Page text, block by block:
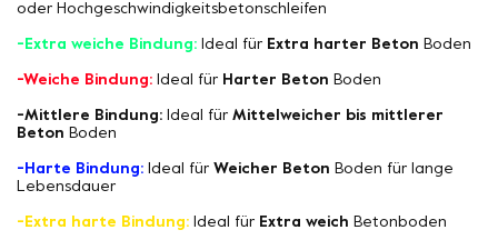
oder Hochgeschwindigkeitsbetonschleifen
-Extra weiche Bindung: Ideal für Extra harter Beton Boden
-Weiche Bindung: Ideal für Harter Beton Boden
-Mittlere Bindung: Ideal für Mittelweicher bis mittlerer
Beton Boden
-Harte Bindung: Ideal für Weicher Beton Boden für lange
Lebensdauer
-Extra harte Bindung: Ideal für Extra weich Betonboden